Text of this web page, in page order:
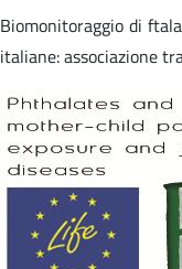
Biomonitoraggio di
italiane: associazione